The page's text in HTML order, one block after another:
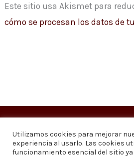
Este sitio usa Akismet para
cómo se procesan los datos de
Copyright © 2026Visión
Visión 20/20 Noticias -
Utilizamos cookies para mejorar
experiencia al usarlo. Las cookies
funcionamiento esencial del sitio